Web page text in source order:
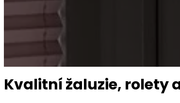
Kvalitní žaluzie, rolety